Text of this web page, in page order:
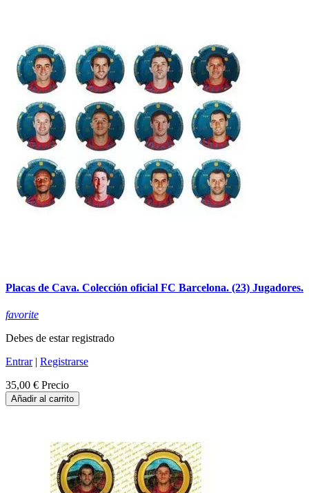
Placas de Cava. Colección oficial FC Barcelona. (23) Jugadores.
favorite
Debes de estar registrado
Entrar| Registrarse
35,00 € Precio
Añadir al carrito